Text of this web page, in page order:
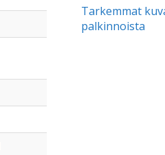
Tarkemmat
palkinnoista